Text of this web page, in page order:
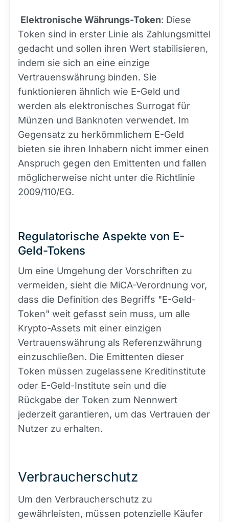
Elektronische Währungs-Token: Diese
Token sind in erster Linie als Zahlungsmittel
gedacht und sollen ihren Wert stabilisieren,
indem sie sich an eine einzige
Vertrauenswährung binden. Sie
funktionieren ähnlich wie E-Geld und
werden als elektronisches Surrogat für
Münzen und Banknoten verwendet. Im
Gegensatz zu herkömmlichem E-Geld
bieten sie ihren Inhabern nicht immer einen
Anspruch gegen den Emittenten und fallen
möglicherweise nicht unter die Richtlinie
2009/110/EG.
Regulatorische Aspekte von E-
Geld-Tokens
Um eine Umgehung der Vorschriften zu
vermeiden, sieht die MiCA-Verordnung vor,
dass die Definition des Begriffs "E-Geld-
Token" weit gefasst sein muss, um alle
Krypto-Assets mit einer einzigen
Vertrauenswährung als Referenzwährung
einzuschließen. Die Emittenten dieser
Token müssen zugelassene Kreditinstitute
oder E-Geld-Institute sein und die
Rückgabe der Token zum Nennwert
jederzeit garantieren, um das Vertrauen der
Nutzer zu erhalten.
Verbraucherschutz
Um den Verbraucherschutz zu
gewährleisten, müssen potenzielle Käufer